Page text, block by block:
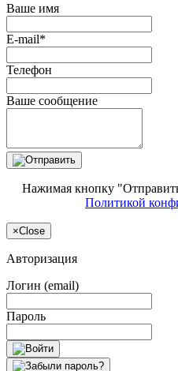
Ваше имя
E-mail*
Телефон
Ваше сообщение
Нажимая кнопку
Политикой
×Close
Авторизация
Логин (email)
Пароль